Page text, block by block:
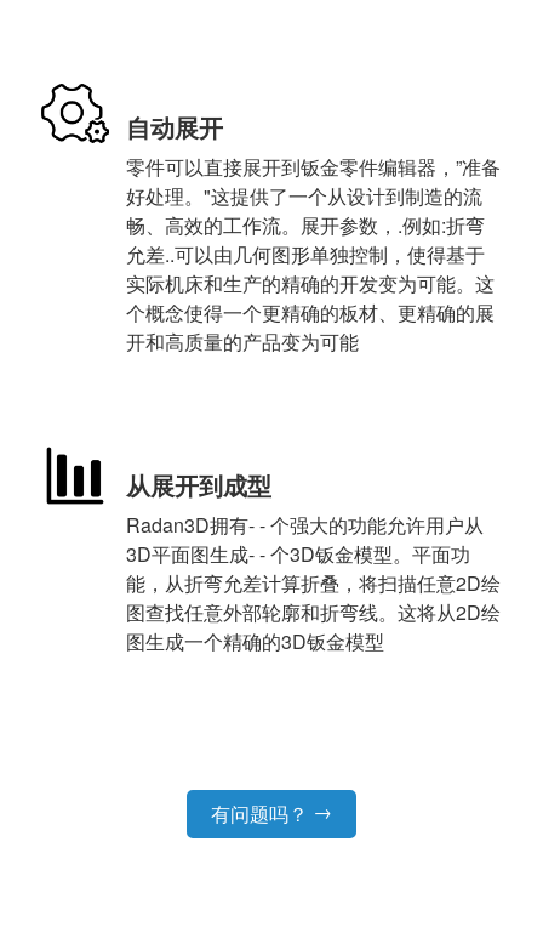
自动展开
零件可以直接展开到钣金零件编辑器，”准备
好处理。"这提供了一个从设计到制造的流
畅、高效的工作流。展开参数，.例如:折弯
允差..可以由几何图形单独控制，使得基于
实际机床和生产的精确的开发变为可能。这
个概念使得一个更精确的板材、更精确的展
开和高质量的产品变为可能
从展开到成型
Radan3D拥有- - 个强大的功能允许用户从
3D平面图生成- - 个3D钣金模型。平面功
能，从折弯允差计算折叠，将扫描任意2D绘
图查找任意外部轮廓和折弯线。这将从2D绘
图生成一个精确的3D钣金模型
有问题吗？ →